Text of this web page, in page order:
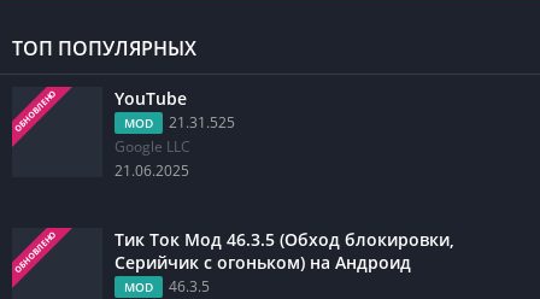
ТОП ПОПУЛЯРНЫХ
ОБНОВЛЕНО YouTube
MOD
21.31.525
Google LLC
21.06.2025
ОБНОВЛЕНО
Тик Ток Мод 46.3.5 (Обход блокировки,
Серийчик с огоньком) на Андроид
MOD
46.3.5